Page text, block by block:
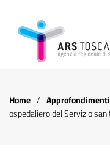
Home Approfondimenti
ospedaliero del Servizio